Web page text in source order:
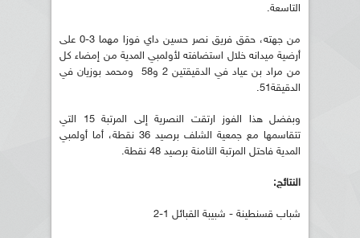
التاسعة.
من جهته، حقق فريق نصر حسين داي فوزا مهما 3-0 على
أرضية ميدانه خلال استضافته لأولمبي المدية من إمضاء كل
من مراد بن عياد في الدقيقتين 2 و58 ومحمد بوزيان في
الدقيقة51.
وبفضل هذا الفوز ارتقت النصرية إلى المرتبة 15 التي
تتقاسمها مع جمعية الشلف برصيد 36 نقطة، أما أولمبي
المدية فاحتل المرتبة الثامنة برصيد 48 نقطة.
النتائج:
شباب قسنطينة - شبيبة القبائل 1-2